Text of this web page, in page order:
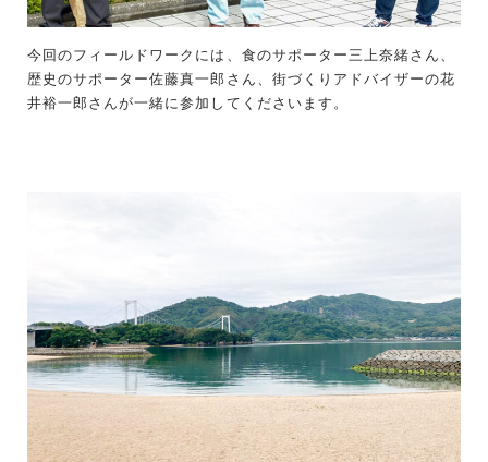
今回のフィールドワークには、食のサポーター三上奈緒さん、
歴史のサポーター佐藤真一郎さん、街づくりアドバイザーの花
井裕一郎さんが一緒に参加してくださいます。